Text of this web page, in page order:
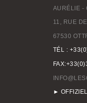
AURÉLIE -
11, RUE
67530
TÉL :
►